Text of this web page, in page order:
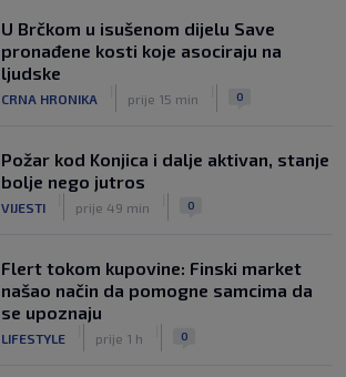
U Brčkom u isušenom dijelu Save
pronađene kosti koje asociraju na
ljudske
CRNA HRONIKA prije 15 min 0
Požar kod Konjica i dalje aktivan, stanje
bolje nego jutros
VIJESTI prije 49 min 0
Flert tokom kupovine: Finski market
našao način da pomogne samcima da
se upoznaju
LIFESTYLE prije 1 h 0